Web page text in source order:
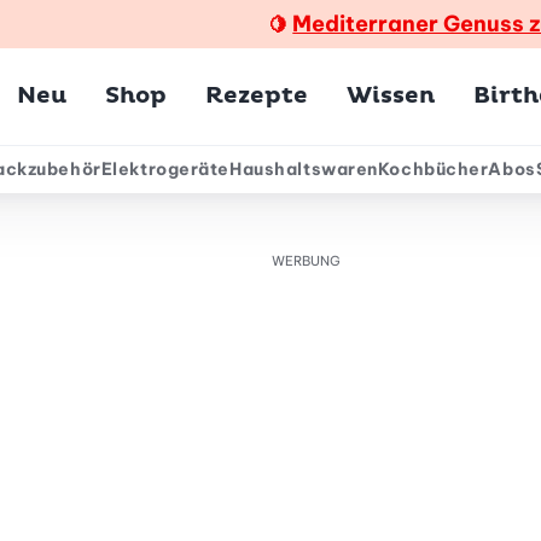
🍋 Mediterraner Genuss
Neu Shop Rezepte Wissen
ElektrogeräteHaushaltswarenKochbücherAbos
WERBUNG